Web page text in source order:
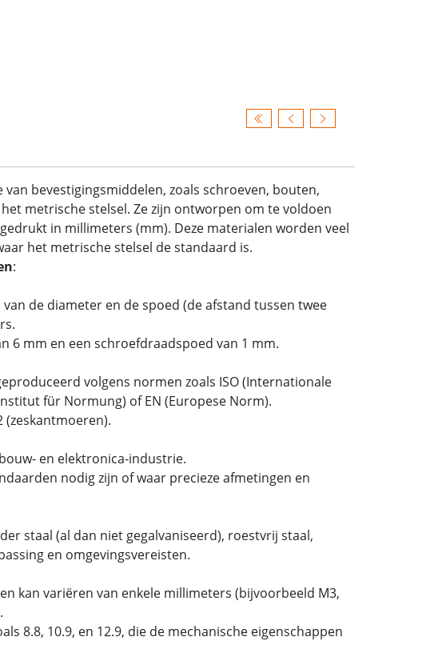
bevestigingsmiddelen, zoals schroeven, bouten,
metrische stelsel. Ze zijn ontworpen om te voldoen
in millimeters (mm). Deze materialen worden veel
het metrische stelsel de standaard is.
:
de diameter en de spoed (de afstand tussen twee
6 mm en een schroefdraadspoed van 1 mm.
volgens normen zoals ISO (Internationale
für Normung) of EN (Europese Norm).
(zeskantmoeren).
en elektronica-industrie.
nodig zijn of waar precieze afmetingen en
staal (al dan niet gegalvaniseerd), roestvrij staal,
en omgevingsvereisten.
kan variëren van enkele millimeters (bijvoorbeeld M3,
8.8, 10.9, en 12.9, die de mechanische eigenschappen